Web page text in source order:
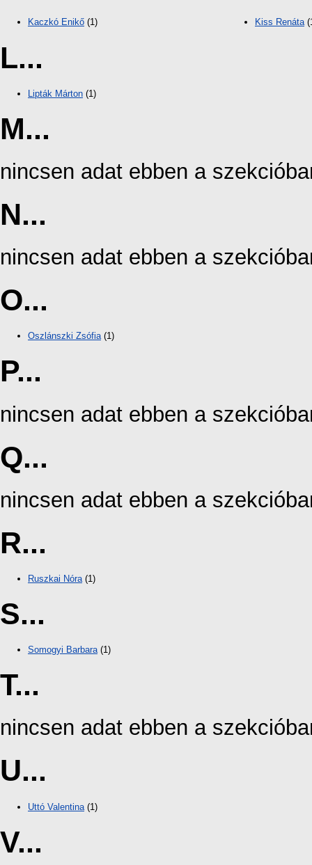
Kaczkó Enikő (1) Kiss Renáta
L...
Lipták Márton (1)
M...
nincsen adat ebben a
N...
nincsen adat ebben a
O...
Oszlánszki Zsófia(1)
P...
nincsen adat ebben a
Q...
nincsen adat ebben a
R...
Ruszkai Nóra (1)
S...
Somogyi Barbara(1)
T...
nincsen adat ebben a
U...
Uttó Valentina (1)
V...